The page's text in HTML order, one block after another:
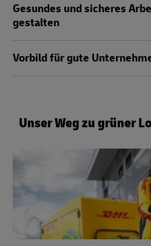
Gesundes und sicheres
gestalten
Vorbild für gute
Unser Weg zu grüner